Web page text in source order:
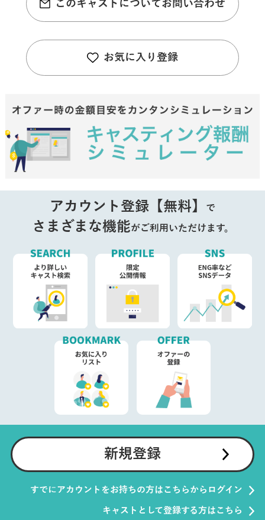
このキャストについてお問い合わせ
お気に入り登録
アカウント登録【無料】 で
さまざまな機能がご利用いただけます。
新規登録
すでにアカウントをお持ちの方はこちらからログイン
キャストとして登録する方はこちら